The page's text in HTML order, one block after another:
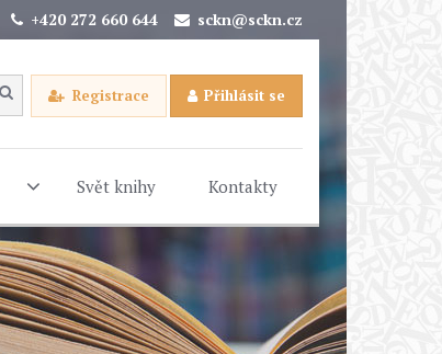
+420 272 660 644 sckn@sckn.cz
Registrace Přihlásit se
Svět knihy Kontakty